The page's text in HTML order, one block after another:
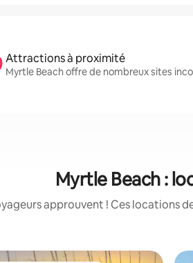
Attractions à proximité
Myrtle Beach offre de nombreux sites
Myrtle Beach :
approuvent ! Ces locations